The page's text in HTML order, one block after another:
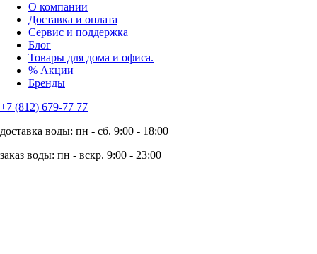
О компании
Доставка и оплата
Сервис и поддержка
Блог
Товары для дома и офиса.
% Акции
Бренды
+7 (812) 679-77 77
доставка воды: пн - сб. 9:00 - 18:00
заказ воды: пн - вскр. 9:00 - 23:00